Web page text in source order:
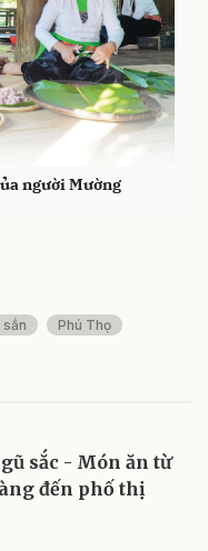
người Mường
sắn
Phú Thọ
sắc - Món ăn từ
đến phố thị